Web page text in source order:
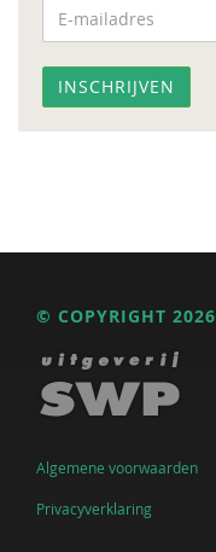
© COPYRIGHT 2026
Algemene voorwaarden
Privacyverklaring